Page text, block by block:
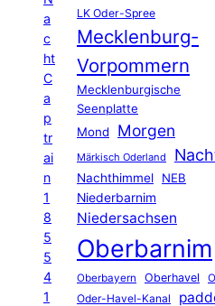
a
c
ht
C
a
p
tr
ai
n
1
8
5
5
4
1
LK Oder-Spree
Mecklenburg-
Vorpommern
Mecklenburgische
Seenplatte
Mond
Morgen
Märkisch Oderland
Nachthimmel
NEB
Niederbarnim
Niedersachsen
Oberbarnim
Oberbayern Oberhavel
Oder-Havel-Kanal